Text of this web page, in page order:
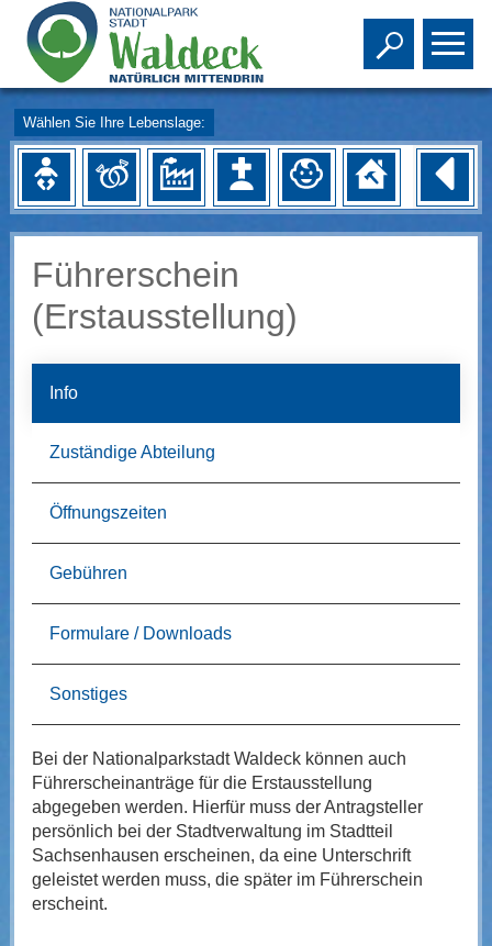
Toggle
Wählen Sie Ihre Lebenslage:
Führerschein
(Erstausstellung)
Info
Zuständige Abteilung
Öffnungszeiten
Gebühren
Formulare / Downloads
Sonstiges
Bei der Nationalparkstadt Waldeck können auch
Führerscheinanträge für die Erstausstellung
abgegeben werden. Hierfür muss der Antragsteller
persönlich bei der Stadtverwaltung im Stadtteil
Sachsenhausen erscheinen, da eine Unterschrift
geleistet werden muss, die später im Führerschein
erscheint.